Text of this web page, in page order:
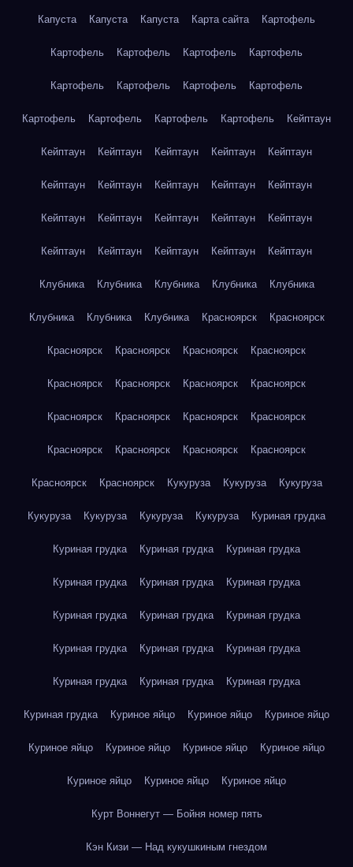
Капуста Капуста Капуста Карта сайта Картофель
Картофель Картофель Картофель Картофель
Картофель Картофель Картофель Картофель
Картофель Картофель Картофель Картофель Кейптаун
Кейптаун Кейптаун Кейптаун Кейптаун Кейптаун
Кейптаун Кейптаун Кейптаун Кейптаун Кейптаун
Кейптаун Кейптаун Кейптаун Кейптаун Кейптаун
Кейптаун Кейптаун Кейптаун Кейптаун Кейптаун
Клубника Клубника Клубника Клубника Клубника
Клубника Клубника Клубника Красноярск Красноярск
Красноярск Красноярск Красноярск Красноярск
Красноярск Красноярск Красноярск Красноярск
Красноярск Красноярск Красноярск Красноярск
Красноярск Красноярск Красноярск Красноярск
Красноярск Красноярск Кукуруза Кукуруза Кукуруза
Кукуруза Кукуруза Кукуруза Кукуруза Куриная грудка
Куриная грудка Куриная грудка Куриная грудка
Куриная грудка Куриная грудка Куриная грудка
Куриная грудка Куриная грудка Куриная грудка
Куриная грудка Куриная грудка Куриная грудка
Куриная грудка Куриная грудка Куриная грудка
Куриная грудка Куриное яйцо Куриное яйцо Куриное яйцо
Куриное яйцо Куриное яйцо Куриное яйцо Куриное яйцо
Куриное яйцо Куриное яйцо Куриное яйцо
Курт Воннегут — Бойня номер пять
Кэн Кизи — Над кукушкиным гнездом